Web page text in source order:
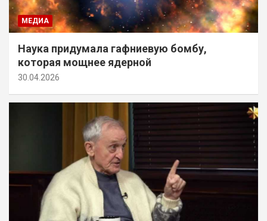
МЕДИА
Наука придумала гафниевую бомбу,
которая мощнее ядерной
30.04.2026